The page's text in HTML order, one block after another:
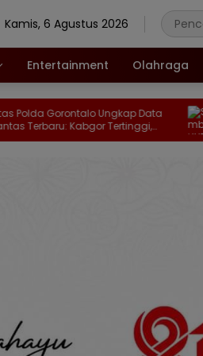
Kamis, 6 Agustus 2026
Entertainment Olahraga
Ungkap Data
Kabgor Tertinggi,
Fatal